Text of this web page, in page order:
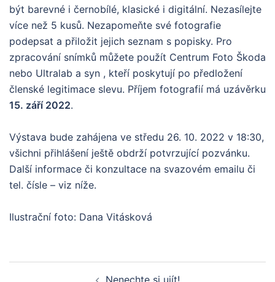
být barevné i černobílé, klasické i digitální. Nezasílejte
více než 5 kusů. Nezapomeňte své fotografie
podepsat a přiložit jejich seznam s popisky. Pro
zpracování snímků můžete použít Centrum Foto Škoda
nebo Ultralab a syn , kteří poskytují po předložení
členské legitimace slevu. Příjem fotografií má uzávěrku
15. září 2022.
Výstava bude zahájena ve středu 26. 10. 2022 v 18:30,
všichni přihlášení ještě obdrží potvrzující pozvánku.
Další informace či konzultace na svazovém emailu či
tel. čísle – viz níže.
Ilustrační foto: Dana Vitásková
Nenechte si ujít!